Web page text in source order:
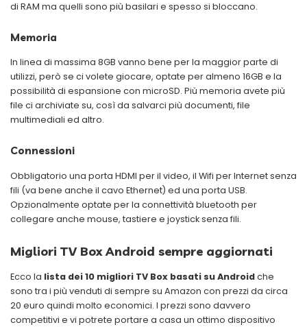
di RAM ma quelli sono più basilari e spesso si bloccano.
Memoria
In linea di massima 8GB vanno bene per la maggior parte di
utilizzi, però se ci volete giocare, optate per almeno 16GB e la
possibilità di espansione con microSD. Più memoria avete più
file ci archiviate su, così da salvarci più documenti, file
multimediali ed altro.
Connessioni
Obbligatorio una porta HDMI per il video, il Wifi per Internet senza
fili (va bene anche il cavo Ethernet) ed una porta USB.
Opzionalmente optate per la connettività bluetooth per
collegare anche mouse, tastiere e joystick senza fili.
Migliori TV Box Android sempre aggiornati
Ecco la lista dei 10 migliori TV Box basati su Androidche
sono tra i più venduti di sempre su Amazon con prezzi da circa
20 euro quindi molto economici. I prezzi sono davvero
competitivi e vi potrete portare a casa un ottimo dispositivo